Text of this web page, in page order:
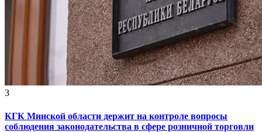
3
КГК Минской области держит на контроле вопросы
соблюдения законодательства в сфере розничной торговли